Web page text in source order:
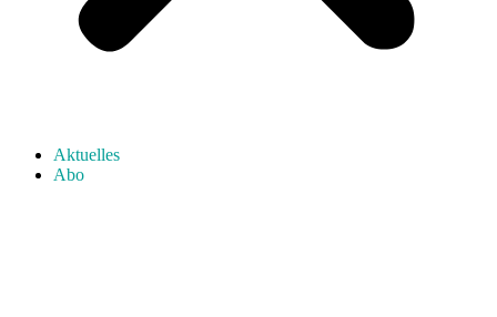
Aktuelles
Abo